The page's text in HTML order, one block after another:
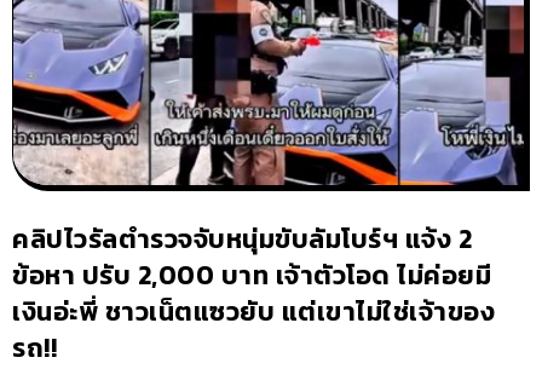
คลิปไวรัลตำรวจจับหนุ่มขับลัมโบร์ฯ แจ้ง 2
ข้อหา ปรับ 2,000 บาท เจ้าตัวโอด ไม่ค่อยมี
เงินอ่ะพี่ ชาวเน็ตแซวยับ แต่เขาไม่ใช่เจ้าของ
รถ!!